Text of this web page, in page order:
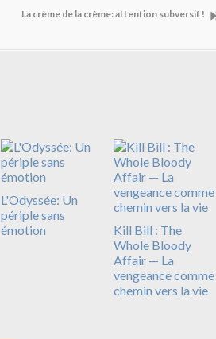
La crème de la crème: attention subversif !
L'Odyssée: Un
périple sans
émotion
Kill Bill : The
Whole Bloody
Affair — La
vengeance comme
chemin vers la vie